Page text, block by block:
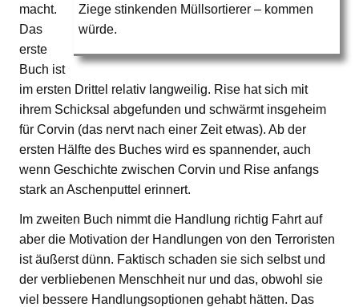
Ziege stinkenden Müllsortierer – kommen
würde.
macht.
Das
erste
Buch ist
im ersten Drittel relativ langweilig. Rise hat sich mit
ihrem Schicksal abgefunden und schwärmt insgeheim
für Corvin (das nervt nach einer Zeit etwas). Ab der
ersten Hälfte des Buches wird es spannender, auch
wenn Geschichte zwischen Corvin und Rise anfangs
stark an Aschenputtel erinnert.
Im zweiten Buch nimmt die Handlung richtig Fahrt auf
aber die Motivation der Handlungen von den Terroristen
ist äußerst dünn. Faktisch schaden sie sich selbst und
der verbliebenen Menschheit nur und das, obwohl sie
viel bessere Handlungsoptionen gehabt hätten. Das